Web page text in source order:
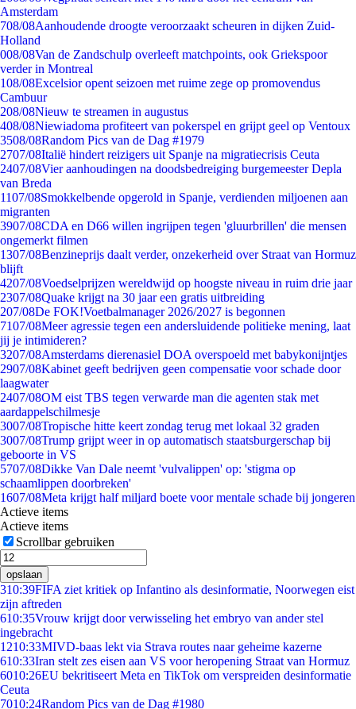
Amsterdam
708/08Aanhoudende droogte veroorzaakt scheuren in dijken Zuid-
Holland
008/08Van de Zandschulp overleeft matchpoints, ook Griekspoor
verder in Montreal
108/08Excelsior opent seizoen met ruime zege op promovendus
Cambuur
208/08Nieuw te streamen in augustus
408/08Niewiadoma profiteert van pokerspel en grijpt geel op Ventoux
3508/08Random Pics van de Dag #1979
2707/08Italië hindert reizigers uit Spanje na migratiecrisis Ceuta
2407/08Vier aanhoudingen na doodsbedreiging burgemeester Depla
van Breda
1107/08Smokkelbende opgerold in Spanje, verdienden miljoenen aan
migranten
3907/08CDA en D66 willen ingrijpen tegen 'gluurbrillen' die mensen
ongemerkt filmen
1307/08Benzineprijs daalt verder, onzekerheid over Straat van Hormuz
blijft
4207/08Voedselprijzen wereldwijd op hoogste niveau in ruim drie jaar
2307/08Quake krijgt na 30 jaar een gratis uitbreiding
207/08De FOK!Voetbalmanager 2026/2027 is begonnen
7107/08Meer agressie tegen een andersluidende politieke mening, laat
jij je intimideren?
3207/08Amsterdams dierenasiel DOA overspoeld met babykonijntjes
2907/08Kabinet geeft bedrijven geen compensatie voor schade door
laagwater
2407/08OM eist TBS tegen verwarde man die agenten stak met
aardappelschilmesje
3007/08Tropische hitte keert zondag terug met lokaal 32 graden
3007/08Trump grijpt weer in op automatisch staatsburgerschap bij
geboorte in VS
5707/08Dikke Van Dale neemt 'vulvalippen' op: 'stigma op
schaamlippen doorbreken'
1607/08Meta krijgt half miljard boete voor mentale schade bij jongeren
Actieve items
Actieve items
Scrollbar gebruiken
opslaan
310:39FIFA ziet kritiek op Infantino als desinformatie, Noorwegen eist
zijn aftreden
610:35Vrouw krijgt door verwisseling het embryo van ander stel
ingebracht
1210:33MIVD-baas lekt via Strava routes naar geheime kazerne
610:33Iran stelt zes eisen aan VS voor heropening Straat van Hormuz
6010:26EU bekritiseert Meta en TikTok om verspreiden desinformatie
Ceuta
7010:24Random Pics van de Dag #1980